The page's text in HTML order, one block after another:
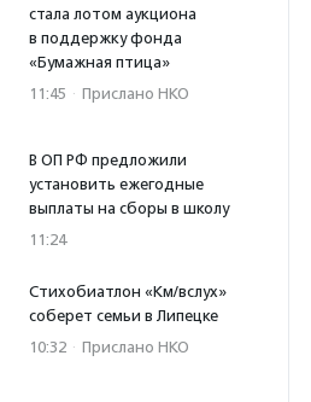
стала лотом аукциона
в поддержку фонда
«Бумажная птица»
11:45 · Прислано НКО
В ОП РФ предложили
установить ежегодные
выплаты на сборы в школу
11:24
Стихобиатлон «Км/вслух»
соберет семьи в Липецке
10:32 · Прислано НКО